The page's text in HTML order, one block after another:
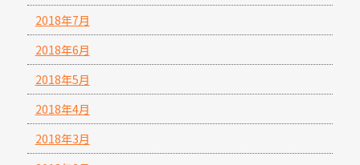
2018年7月
2018年6月
2018年5月
2018年4月
2018年3月